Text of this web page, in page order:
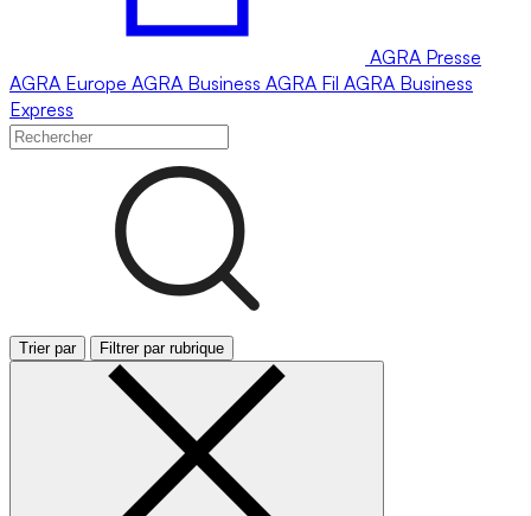
AGRA Presse
AGRA Europe AGRA Business AGRA Fil AGRA Business
Express
Trier par Filtrer par rubrique